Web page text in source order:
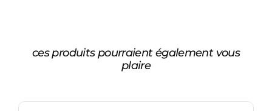
ces produits pourraient également vous
plaire